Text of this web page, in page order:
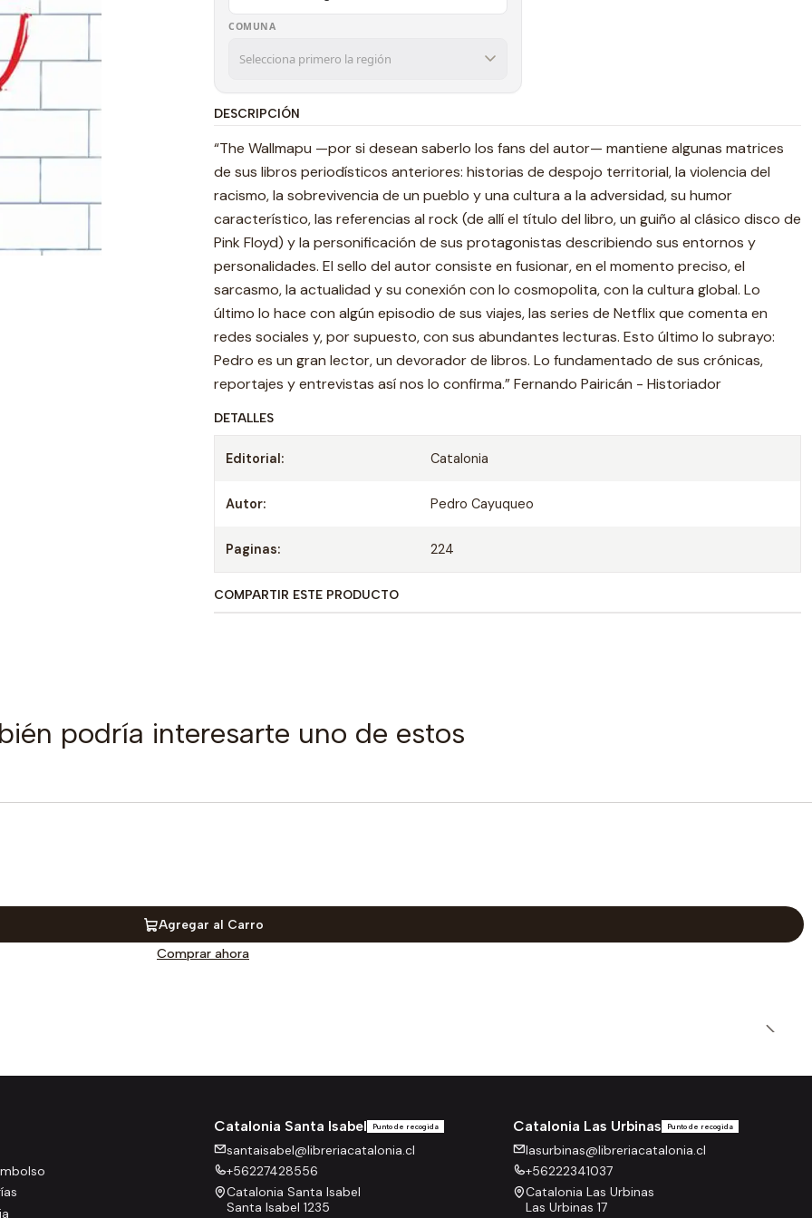
COMUNA
DESCRIPCIÓN
“The Wallmapu —por si desean saberlo los fans del autor— mantiene algunas matrices
de sus libros periodísticos anteriores: historias de despojo territorial, la violencia del
racismo, la sobrevivencia de un pueblo y una cultura a la adversidad, su humor
característico, las referencias al rock (de allí el título del libro, un guiño al clásico disco de
Pink Floyd) y la personificación de sus protagonistas describiendo sus entornos y
personalidades. El sello del autor consiste en fusionar, en el momento preciso, el
sarcasmo, la actualidad y su conexión con lo cosmopolita, con la cultura global. Lo
último lo hace con algún episodio de sus viajes, las series de Netflix que comenta en
redes sociales y, por supuesto, con sus abundantes lecturas. Esto último lo subrayo:
Pedro es un gran lector, un devorador de libros. Lo fundamentado de sus crónicas,
reportajes y entrevistas así nos lo confirma.” Fernando Pairicán - Historiador
DETALLES
Editorial: Catalonia
Autor: Pedro Cayuqueo
Paginas: 224
COMPARTIR ESTE PRODUCTO
podría interesarte uno de estos
Agregar al Carro
Comprar ahora
Catalonia Santa Isabel Punto de recogida
santaisabel@libreriacatalonia.cl
+56227428556
Catalonia Santa Isabel
Santa Isabel 1235
Catalonia Las Urbinas Punto de recogida
lasurbinas@libreriacatalonia.cl
+56222341037
Catalonia Las Urbinas
Las Urbinas 17